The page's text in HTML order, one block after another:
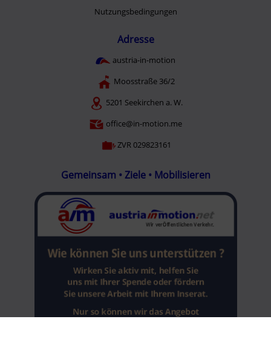
Nutzungsbedingungen
Adresse
austria-in-motion
Moosstraße 36/2
5201 Seekirchen a. W.
office@in-motion.me
ZVR 029823161
Gemeinsam • Ziele • Mobilisieren